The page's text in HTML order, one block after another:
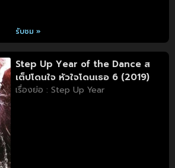
รับชม »
Step Up Year of the Dance ส
เต็ปโดนใจ หัวใจโดนเธอ 6 (2019)
เรื่องย่อ : Step Up Year